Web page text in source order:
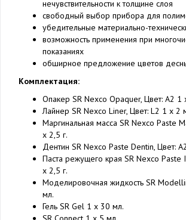
нечувствительности к толщине слоя
свободный выбор прибора для
убедительные материально-
возможность применения при
показаниях
обширное предложение цветов
Комплектация:
Опакер SR Nexco Opaquer, Цвет: A2 1
Лайнер SR Nexco Liner, Цвет: L2 1 x 2
Маргинальная масса SR Nexco Paste
x 2,5 г.
Дентин SR Nexco Paste Dentin, Цвет:
Паста режущего края SR Nexco Paste
x 2,5 г.
Моделировочная жидкость SR
мл.
Гель SR Gel 1 x 30 мл.